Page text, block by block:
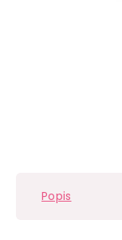
Popis